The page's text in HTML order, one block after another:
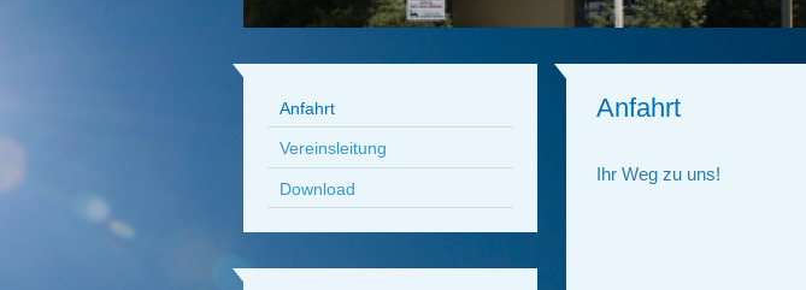
Anfahrt
Ihr Weg zu uns!
Anfahrt
Vereinsleitung
Download